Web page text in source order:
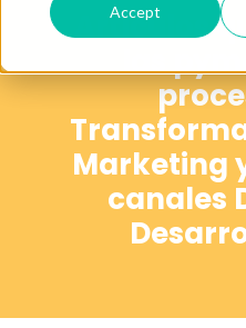
Accept
Artículos
las
Marketing
canales